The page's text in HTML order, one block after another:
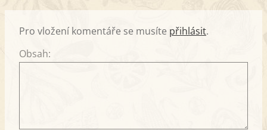
Pro vložení komentáře se musíte přihlásit.
Obsah: